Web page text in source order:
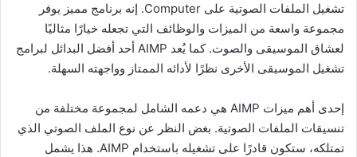
تشغيل الملفات الصوتية على Computer. إنه برنامج مميز يوفر
مجموعة واسعة من الميزات والوظائف التي تجعله خيارًا مثاليًا
لعشاق الموسيقى والصوت. كما يُعد AIMP أحد أفضل البدائل لبرامج
تشغيل الموسيقى الأخرى نظرًا لأدائه الممتاز وواجهته السهلة.
إحدى أهم ميزات AIMP هي دعمه الشامل لمجموعة مختلفة من
تنسيقات الملفات الصوتية. بغض النظر عن نوع الملف الصوتي الذي
تمتلكه، ستكون قادرًا على تشغيله باستخدام AIMP. هذا يشمل